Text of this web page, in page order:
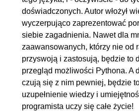
4.1. Poznajemy IPythona
4.2. Poznajemy zeszyty
4.3. Biblioteka platform
4.4. Poznajemy match case
4.5. Asercje
4.6. Omówienie biblioteki
doświadczonych. Autor włożył
wyczerpująco zaprezentować
siebie zagadnienia. Nawet dla
zaawansowanych, którzy nie od
przyswoją i zastosują, będzie to
przegląd możliwości Pythona. A
czują się z nim pewniej, będzie
uzupełnienie wiedzy i
programista uczy się całe życie!